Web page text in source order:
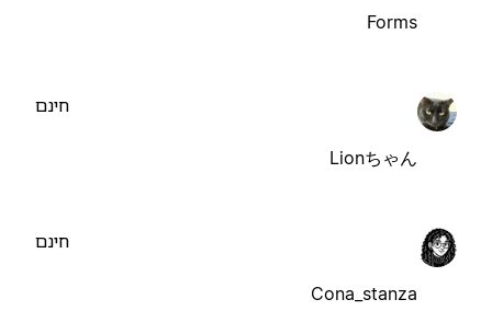
Forms
Lionちゃん
חינם
Cona_stanza
חינם